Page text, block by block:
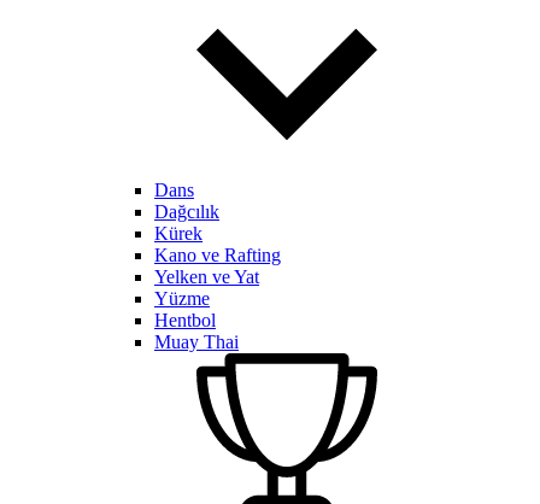
Dans
Dağcılık
Kürek
Kano ve Rafting
Yelken ve Yat
Yüzme
Hentbol
Muay Thai